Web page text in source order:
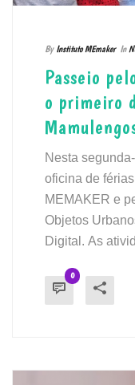
By Instituto MEmaker In
Passeio
o primeiro
Nesta
oficina de
MEMAKER e
Objetos
Digital. As
0